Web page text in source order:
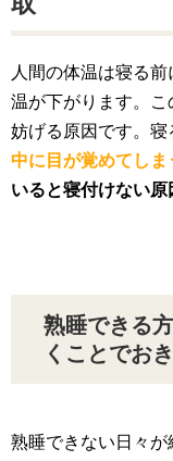
人間の体温は寝る
温が下がります。
妨げる原因です。寝
中に目が覚めてしま
いると寝付けない原
熟睡できる
くことでお
熟睡できない日々